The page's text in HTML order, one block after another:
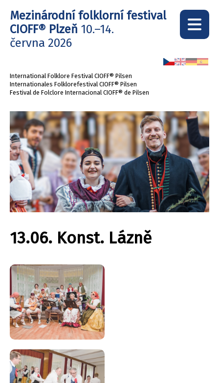
Mezinárodní folklorní festival
CIOFF® Plzeň 10.–14.
června 2026
International Folklore Festival CIOFF® Pilsen
Internationales Folklorefestival CIOFF® Pilsen
Festival de Folclore Internacional CIOFF® de Pilsen
13.06. Konst. Lázně